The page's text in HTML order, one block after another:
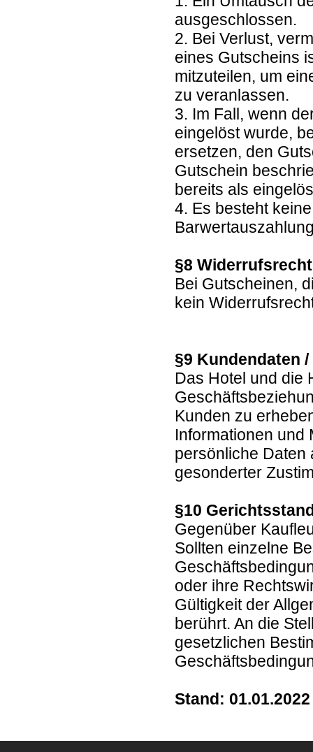
ausgeschlossen.
2. Bei Verlust,
eines Gutscheins
mitzuteilen, um
zu veranlassen.
3. Im Fall, wenn
eingelöst wurde,
ersetzen, den
Gutschein
bereits als
4. Es besteht
§8
Bei Gutscheinen,
kein
§9 Kundendaten
Das Hotel und die
Kunden zu
Informationen und
persönliche Daten
gesonderter
§10
Gegenüber
Sollten einzelne
oder ihre
Gültigkeit der
berührt. An die
gesetzlichen
Stand: 01.01.2022